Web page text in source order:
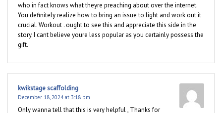
who in fact knows what theyre preaching about over the internet.
You definitely realize how to bring an issue to light and work out it
crucial. Workout . ought to see this and appreciate this side in the
story. I cant believe youre less popular as you certainly possess the
gift.
kwikstage scaffolding
December 18, 2024 at 3:18 pm
Only wanna tell that this is very helpful , Thanks for